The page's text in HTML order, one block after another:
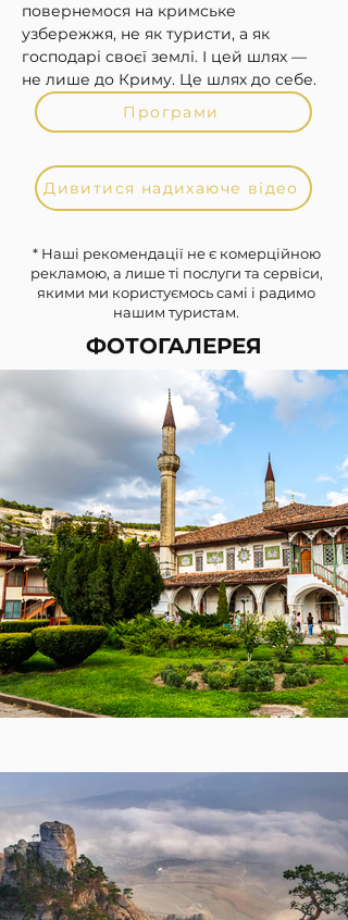
повернемося на кримське
узбережжя, не як туристи, а як
господарі своєї землі. І цей шлях —
не лише до Криму. Це шлях до себе.
Програми
Дивитися надихаюче відео
* Наші рекомендації не є комерційною
рекламою, а лише ті послуги та сервіси,
якими ми користуємось самі і радимо
нашим туристам.
ФОТОГАЛЕРЕЯ